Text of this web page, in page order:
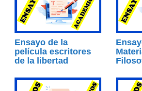
Ensayo de la
película escritores
de la libertad